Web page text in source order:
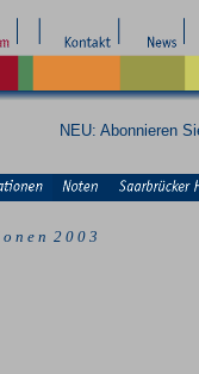
NEU: Abonnieren
n e n 2 0 0 3